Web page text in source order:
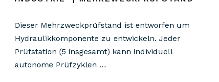
Dieser Mehrzweckprüfstand ist entworfen um
Hydraulikkomponente zu entwickeln. Jeder
Prüfstation (5 insgesamt) kann individuell
autonome Prüfzyklen …